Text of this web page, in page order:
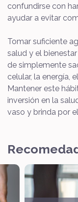
confundirse con
ayudar a evitar
Tomar suficiente
salud y el
de simplemente
celular, la energía,
Mantener este
inversión en la
vaso y brinda por